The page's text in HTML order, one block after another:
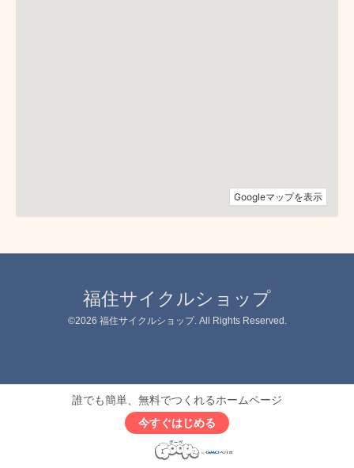
福住サイクルショップ
©2026 福住サイクルショップ. All Rights Reserved.
誰でも簡単、無料でつくれるホームページ
今すぐはじめる